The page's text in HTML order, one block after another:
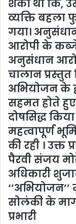
शंका थी कि,
व्यक्ति
गया।
आरोपी के
अनुसंधान
चालान
अभियोजन के
सहमत होते
दोषसिद्ध
महत्वापूर्ण
की रही ।
पैरवी संजय
अधिकारी
सोलंकी के
प्रभारी